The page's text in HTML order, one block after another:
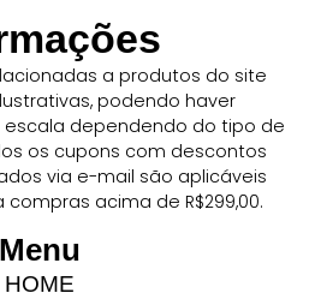
a produtos do site
podendo haver
dependendo do tipo de
os cupons com descontos
via e-mail são aplicáveis
acima de R$299,00.
Menu
HOME